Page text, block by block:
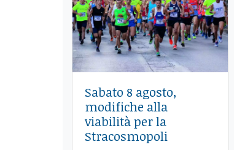
Sabato 8 agosto,
modifiche alla
viabilità per la
Stracosmopoli